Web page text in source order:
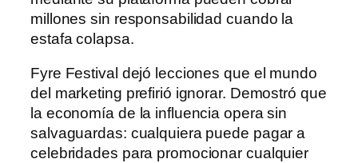
millones sin responsabilidad cuando la
estafa colapsa.
Fyre Festival dejó lecciones que el mundo
del marketing prefirió ignorar. Demostró que
la economía de la influencia opera sin
salvaguardas: cualquiera puede pagar a
celebridades para promocionar cualquier